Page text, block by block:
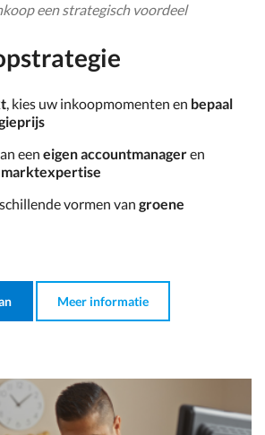
een strategisch voordeel
, kies uw inkoopmomenten en bepaal
een eigen accountmanageren
marktexpertise
vormen van groene
Meer informatie